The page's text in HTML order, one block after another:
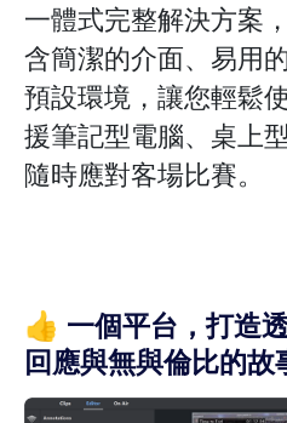
一體式完整解決方案
含簡潔的介面、易用
預設環境，讓您輕鬆
援筆記型電腦、桌上
隨時應對客場比賽。
👍 一個平台，打造
回應與無與倫比的故